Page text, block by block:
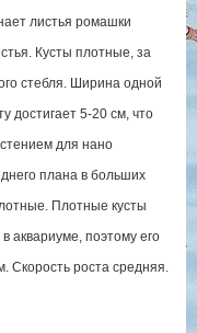
листья ромашки
Кусты плотные, за
стебля. Ширина одной
достигает 5-20 см, что
для нано
плана в больших
Плотные кусты
аквариуме, поэтому его
Скорость роста средняя.